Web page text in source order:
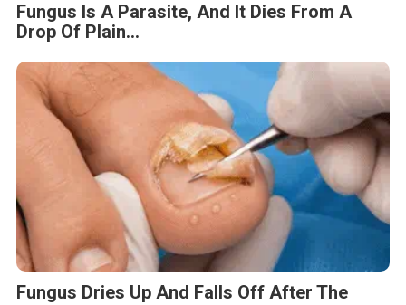
Fungus Is A Parasite, And It Dies From A
Drop Of Plain...
Fungus Dries Up And Falls Off After The